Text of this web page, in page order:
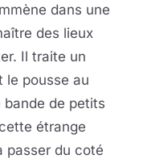
dans une
des lieux
Il traite un
le pousse au
bande de petits
étrange
passer du coté